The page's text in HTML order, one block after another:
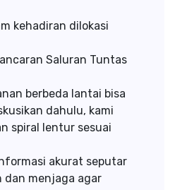
kehadiran dilokasi
Saluran Tuntas
berbeda lantai bisa
dahulu, kami
spiral lentur sesuai
akurat seputar
dan menjaga agar